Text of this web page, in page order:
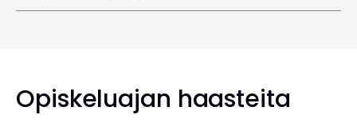
Opiskeluajan haasteita